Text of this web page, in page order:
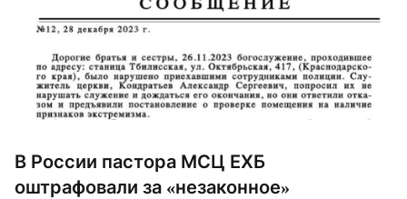
В России пастора МСЦ ЕХБ
оштрафовали за «незаконное»